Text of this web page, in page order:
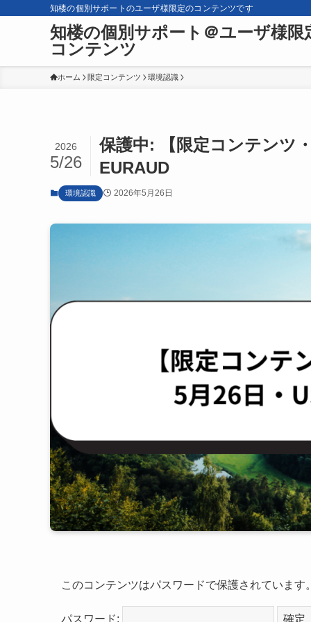
知楼の個別サポートのユーザ様限定のコンテンツです
知楼の個別サポート＠ユーザ様限
コンテンツ
ホーム 限定コンテンツ 環境認識
保護中: 【限定コンテンツ
EURAUD
2026
5/26
環境認識 2026年5月26日
このコンテンツはパスワードで保護されていま
パスワード: